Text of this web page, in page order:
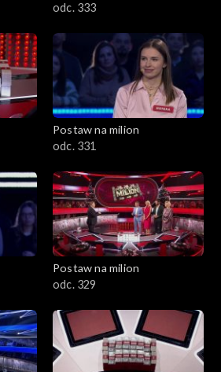
odc. 333
Postaw na milion
odc. 331
Postaw na milion
odc. 329